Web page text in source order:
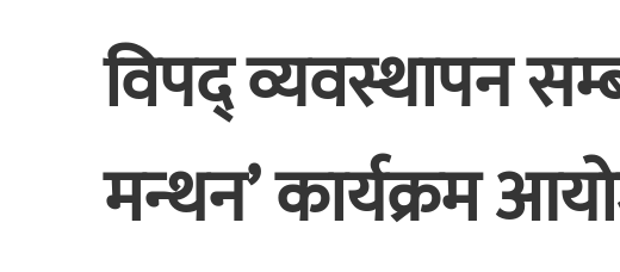
विपद् व्यवस्थापन
मन्थन’ कार्यक्रम